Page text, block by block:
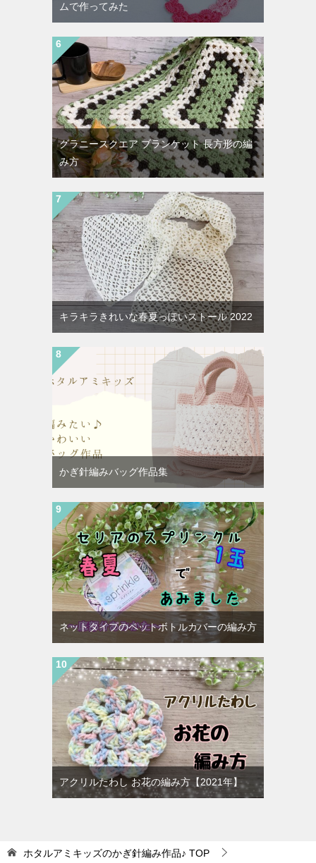
ムで作ってみた
グラニースクエア ブランケット 長方形の編
み方
キラキラきれいな春夏っぽいストール 2022
かぎ針編みバッグ作品集
ネットタイプのペットボトルカバーの編み方
アクリルたわし お花の編み方【2021年】
ホタルアミキッズのかぎ針編み作品♪ TOP